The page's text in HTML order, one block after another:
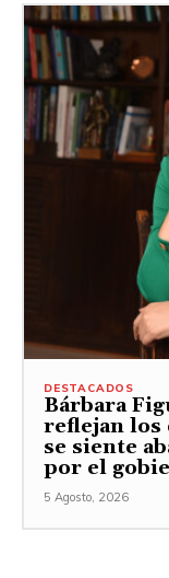
DESTACADOS
Bárbara
reflejan los
se siente
por el
5 Agosto, 2026